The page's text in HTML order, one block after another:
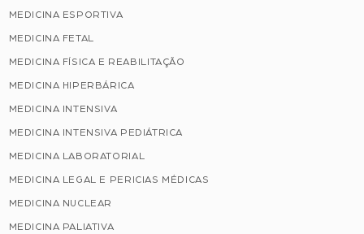
MEDICINA ESPORTIVA
MEDICINA FETAL
MEDICINA FÍSICA E REABILITAÇÃO
MEDICINA HIPERBÁRICA
MEDICINA INTENSIVA
MEDICINA INTENSIVA PEDIÁTRICA
MEDICINA LABORATORIAL
MEDICINA LEGAL E PERICIAS MÉDICAS
MEDICINA NUCLEAR
MEDICINA PALIATIVA